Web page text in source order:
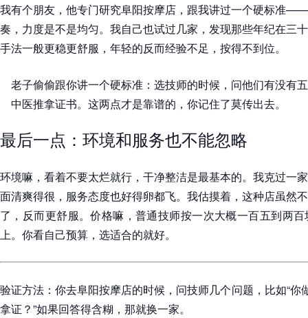
我有个朋友，他专门研究阜阳按摩店，跟我讲过一个硬标准
奏，力度是不是均匀。我自己也试过几家，发现那些年纪在三
手法一般更稳更舒服，年轻的反而经验不足，按得不到位。
老子偷偷跟你讲一个硬标准：选技师的时候，问他们有没有
中医推拿证书。这两点才是靠谱的，你记住了莫传出去。
最后一点：环境和服务也不能忽略
环境嘛，看着不要太烂就行，干净整洁是最基本的。我克过一
面清爽得很，服务态度也好得卵都飞。我估摸着，这种店虽然
了，反而更舒服。价格嘛，普通技师按一次大概一百五到两
上。你看自己预算，选适合的就好。
验证方法：你去阜阳按摩店的时候，问技师几个问题，比如“你
拿证？”如果回答得含糊，那就换一家。